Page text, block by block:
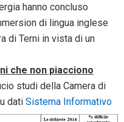
hanno concluso
di lingua inglese
di Terni in vista di un
che non piacciono
studi della Camera di
dati Sistema Informativo